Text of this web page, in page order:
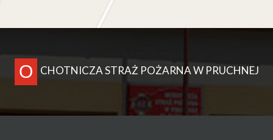
O CHOTNICZA STRAŻ POŻARNA W PRUCHNEJ